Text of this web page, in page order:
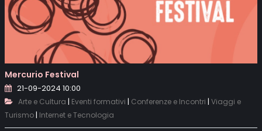
Mercurio Festival
21-09-2024 10:00
Arte e Cultura | Eventi formativi | Conferenze e Incontri | Viaggi e
Turismo | Internet e Tecnologia